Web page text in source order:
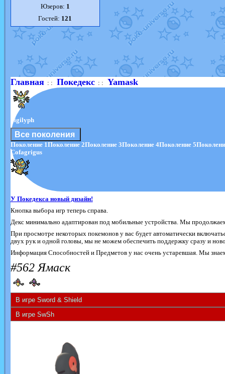
Юзеров: 1
Гостей: 121
Главная: : Покедекс: : Yamask
Sigilyph
Все поколения
Поколение 1Поколение 2Поколение 3Поколение 4Поколение 5
Cofagrigus
У Покедекса новый дизайн!
Кнопка выбора игр теперь справа.
Декс минимально адаптирован под мобильные устройства. Мы продолжаем
При просмотре некоторых покемонов у вас будет автоматически
двух рук и одной головы, мы не можем обеспечить поддержку сразу и
Информация Способностей и Предметов у нас очень устаревшая. Мы
#562 Ямаск